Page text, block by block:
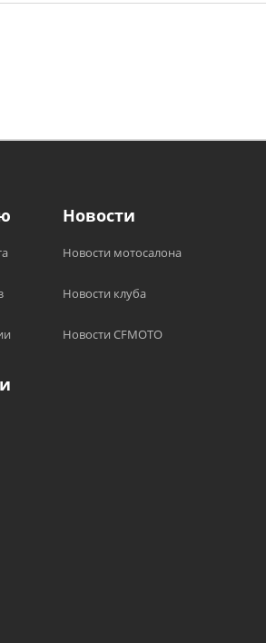
Новости
Новости мотосалона
Новости клуба
Новости CFMOTO